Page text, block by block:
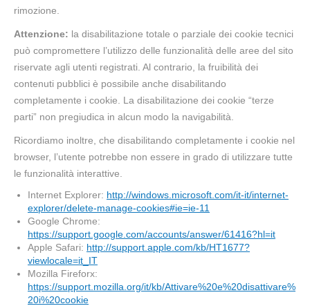
rimozione.
Attenzione: la disabilitazione totale o parziale dei cookie tecnici
può compromettere l’utilizzo delle funzionalità delle aree del sito
riservate agli utenti registrati. Al contrario, la fruibilità dei
contenuti pubblici è possibile anche disabilitando
completamente i cookie. La disabilitazione dei cookie “terze
parti” non pregiudica in alcun modo la navigabilità.
Ricordiamo inoltre, che disabilitando completamente i cookie nel
browser, l’utente potrebbe non essere in grado di utilizzare tutte
le funzionalità interattive.
Internet Explorer: http://windows.microsoft.com/it-it/internet-
explorer/delete-manage-cookies#ie=ie-11
Google Chrome:
https://support.google.com/accounts/answer/61416?hl=it
Apple Safari: http://support.apple.com/kb/HT1677?
viewlocale=it_IT
Mozilla Fireforx:
https://support.mozilla.org/it/kb/Attivare%20e%20disattivare%
20i%20cookie